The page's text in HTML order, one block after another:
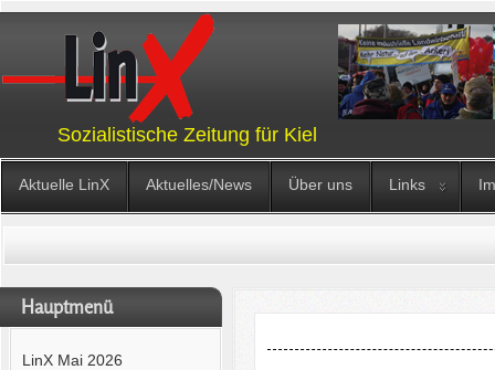
Sozialistische Zeitung für Kiel
Aktuelle LinX Aktuelles/News Über uns Links
Hauptmenü
LinX Mai 2026